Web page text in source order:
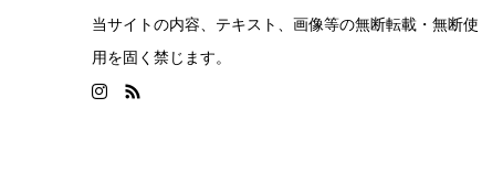
当サイトの内容、テキスト、画像等の無断転載・無断使
用を固く禁じます。